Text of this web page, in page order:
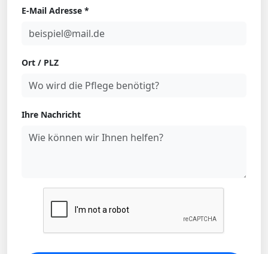
E-Mail Adresse *
Ort / PLZ
Ihre Nachricht